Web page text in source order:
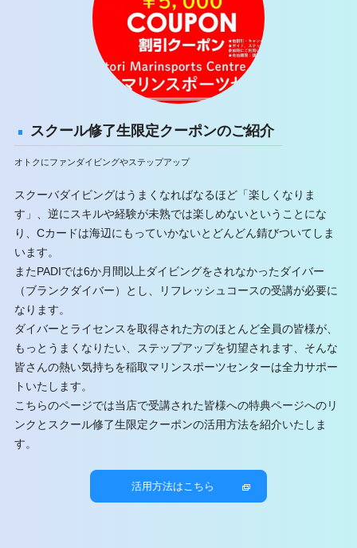
コンタクトレンズ、眼鏡をご利用の方へ
海洋実習に関して
キャンセルに関して
講習時の持ち物
ダイバー認定必要な事柄
分割受講に関して
レンタル器材に関して
器材のご購入に関して
Cカード発行と発送に関して
スクール中の撮影に関して
ステップアップコースの同時受講に関して
スクール修了生限定クーポンのご紹介
オトクにファンダイビングやステップアップ
スクーバダイビングはうまくなればなるほど「楽しくなりま
す」、逆にスキルや経験が未熟では楽しめないということにな
り、Cカードは海辺にもっていかないとどんどん錆びついてしま
います。
またPADIでは6か月間以上ダイビングをされなかったダイバー
（ブランクダイバー）とし、リフレッシュコースの受講が必要に
なります。
ダイバーとライセンスを取得された方のほとんど全員の皆様が、
もっとうまくなりたい、ステップアップを切望されます、そんな
皆さんの熱い気持ちを稲取マリンスポーツセンターは全力サポー
トいたします。
こちらのページでは当店で受講された皆様への特典ページへのリ
ンクとスクール修了生限定クーポンの活用方法を紹介いたしま
す。
活用方法はこちら